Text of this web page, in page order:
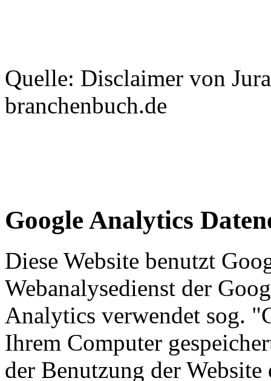
Quelle: Disclaimer von
branchenbuch.de
Google Analytics
Diese Website benutzt
Webanalysedienst der
Analytics verwendet sog.
Ihrem Computer
der Benutzung der